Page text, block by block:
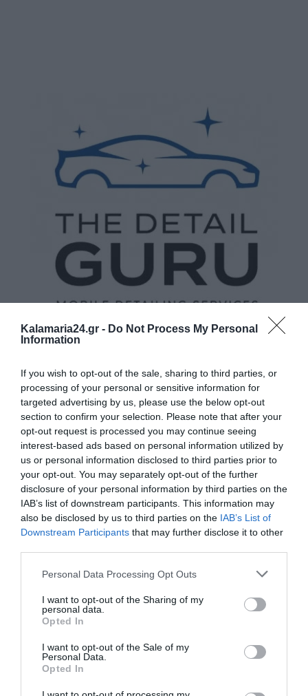
Kalamaria24.gr - Do Not Process My Personal
Information
If you wish to opt-out of the sale, sharing to third parties, or
processing of your personal or sensitive information for
targeted advertising by us, please use the below opt-out
section to confirm your selection. Please note that after your
opt-out request is processed you may continue seeing
interest-based ads based on personal information utilized by
us or personal information disclosed to third parties prior to
your opt-out. You may separately opt-out of the further
disclosure of your personal information by third parties on the
IAB’s list of downstream participants. This information may
also be disclosed by us to third parties on the IAB’s List of
Downstream Participants that may further disclose it to other
Personal Data Processing Opt Outs
I want to opt-out of the Sharing of my
personal data.
Opted In
I want to opt-out of the Sale of my
Personal Data.
Opted In